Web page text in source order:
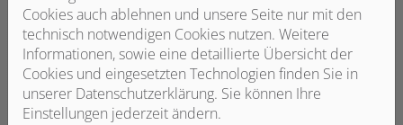
Druckminderer
Cookies auch ablehnen und unsere Seite nur mit den
technisch notwendigen Cookies nutzen. Weitere
Informationen, sowie eine detaillierte Übersicht der
Cookies und eingesetzten Technologien finden Sie in
unserer Datenschutzerklärung. Sie können Ihre
Einstellungen jederzeit ändern.